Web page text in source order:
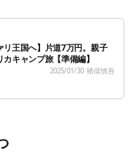
リ王国へ】片道7万円。親子
キャンプ旅【準備編】
2025/01/30 猪俣慎吾